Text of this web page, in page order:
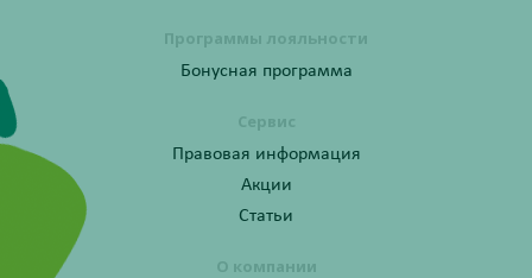
Программы лояльности
Бонусная программа
Сервис
Правовая информация
Акции
Статьи
О компании